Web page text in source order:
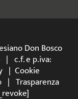
Don Bosco
| c.f. e p.iva:
| Cookie
| Trasparenza